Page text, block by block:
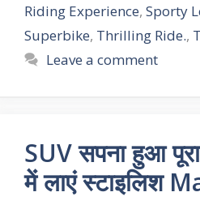
Riding Experience, Sporty
Superbike, Thrilling Ride.,
Leave a comment
SUV सपना हुआ
में लाएं स्टाइलिश